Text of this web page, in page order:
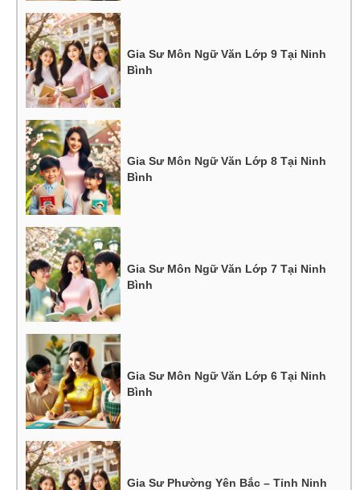
Gia Sư Môn Ngữ Văn Lớp 9 Tại Ninh
Bình
Gia Sư Môn Ngữ Văn Lớp 8 Tại Ninh
Bình
Gia Sư Môn Ngữ Văn Lớp 7 Tại Ninh
Bình
Gia Sư Môn Ngữ Văn Lớp 6 Tại Ninh
Bình
Gia Sư Phường Yên Bắc – Tỉnh Ninh